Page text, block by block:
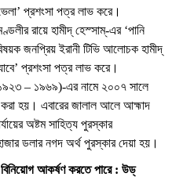
প্রশংসা পত্র লাভ করে।
রায়ে হামীদ্ হেস্সাম্-এর ‘পানি
জনপ্রিয় ইরানী টিভি আলোচক হামীদ্
প্রশংসা পত্র লাভ করে।
– ১৯৬৯)-এর নামে ২০০৭ সালে
করা হয়। এবারের জালাল আলে আহ্মাদ
অষ্টম সাহিত্য পুরস্কার
ডলার নগদ অর্থ পুরস্কার দেয়া হয়।
আকর্ষণ করতে পারে : উড্